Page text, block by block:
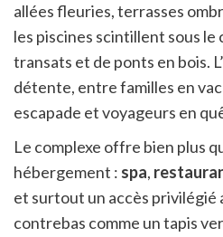
allées fleuries, terrasses
les piscines scintillent sous le
transats et de ponts en bois.
détente, entre familles en
escapade et voyageurs en
Le complexe offre bien plus
hébergement : spa,
et surtout un accès privilégié
contrebas comme un tapis